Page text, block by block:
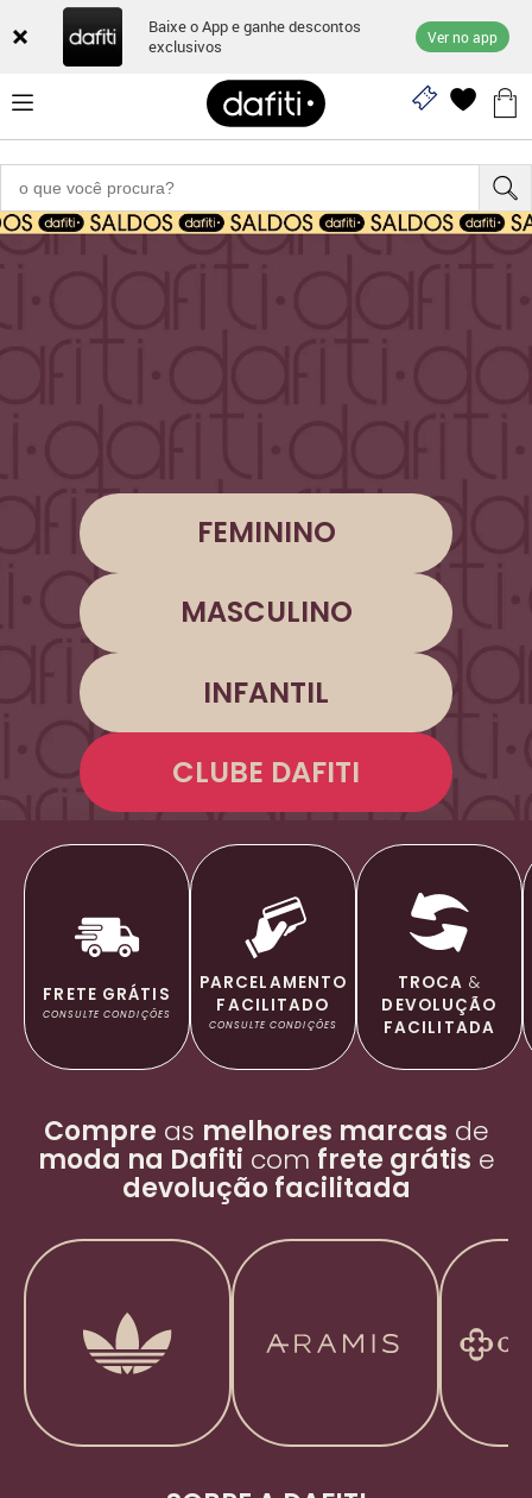
Baixe o App e ganhe descontos
exclusivos
Ver no app
FRETE GRÁTIS
CONSULTE CONDIÇÕES
PARCELAMENTO
FACILITADO
CONSULTE CONDIÇÕES
TROCA &
DEVOLUÇÃO
FACILITADA
FEMININO
MASCULINO
INFANTIL
CLUBE DAFITI
Compre as melhores marcas de
moda na Dafiti com frete grátis e
devolução facilitada